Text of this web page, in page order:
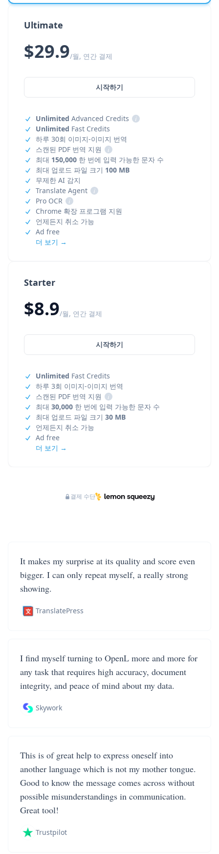
Starter
$8.9/월, 연간 결제
시작하기
Unlimited Fast Credits
하루 3회 이미지-이미지 번역
스캔된 PDF 번역 지원
i
최대 30,000 한 번에 입력 가능한 문자 수
최대 업로드 파일 크기 30 MB
언제든지 취소 가능
Ad free
더 보기 →
Ultimate
$29.9/월, 연간 결제
시작하기
Unlimited Advanced Credits
i
Unlimited Fast Credits
하루 30회 이미지-이미지 번역
스캔된 PDF 번역 지원
i
최대 150,000 한 번에 입력 가능한 문자 수
최대 업로드 파일 크기 100 MB
무제한 AI 감지
Translate Agent
i
Pro OCR
i
Chrome 확장 프로그램 지원
언제든지 취소 가능
Ad free
더 보기 →
결제 수단
It makes my surprise at its quality and score even
bigger. I can only repeat myself, a really strong
showing.
TranslatePress
I find myself turning to OpenL more and more for
any task that requires high accuracy, document
integrity, and peace of mind about my data.
Skywork
This is of great help to express oneself into
another language which is not my mother tongue.
Good to know the message comes across without
possible misunderstandings in communication.
Great tool!
Trustpilot